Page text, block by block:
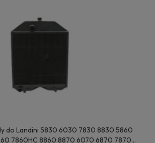
do Landini 5830 6030 7830 8830 5860
7860HC 8860 8870 6070 6870 7870